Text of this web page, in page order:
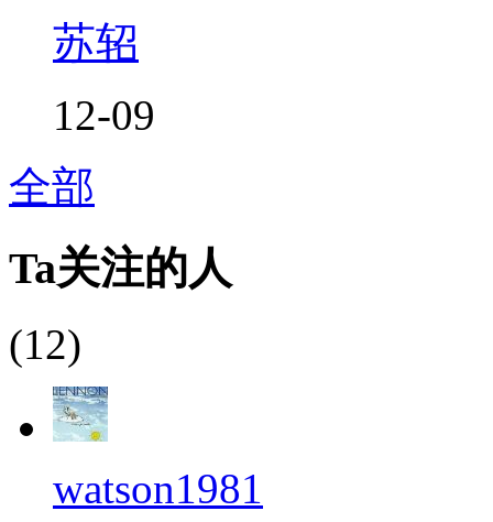
苏轺
12-09
全部
Ta关注的人
(12)
watson1981